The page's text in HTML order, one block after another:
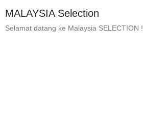
MALAYSIA Selection
Selamat datang ke Malaysia SELECTION !